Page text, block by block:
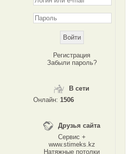
Регистрация
Забыли пароль?
В сети
Онлайн: 1506
Друзья сайта
Сервис +
www.stimeks.kz
Натяжные потолки